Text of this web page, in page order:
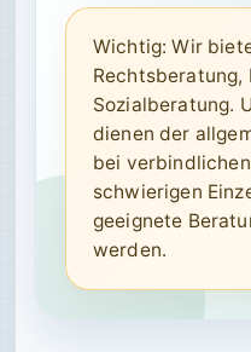
Wichtig: Wir
Rechtsberatung,
Sozialberatung.
dienen der
bei
schwierigen
geeignete
werden.